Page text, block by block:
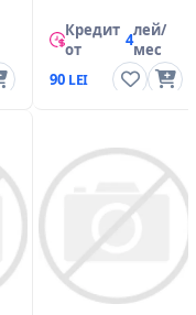
Кредит
от
4лей/
мес
90